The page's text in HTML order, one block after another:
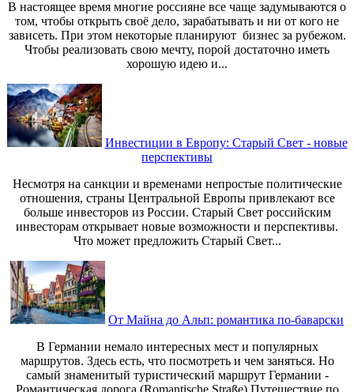
В настоящее время многие россияне все чаще задумываются о
том, чтобы открыть своё дело, зарабатывать и ни от кого не
зависеть. При этом некоторые планируют бизнес за рубежом.
Чтобы реализовать свою мечту, порой достаточно иметь
хорошую идею и...
Инвестиции в Европу: Старый Свет - новые
перспективы
Несмотря на санкции и временами непростые политические
отношения, страны Центральной Европы привлекают все
больше инвесторов из России. Старый Свет российским
инвесторам открывает новые возможности и перспективы.
Что может предложить Старый Свет...
От Майна до Альп: романтика по-баварски
В Германии немало интересных мест и популярных
маршрутов. Здесь есть, что посмотреть и чем заняться. Но
самый знаменитый туристический маршрут Германии -
Романтическая дорога (Romantische Straße) Путешествие по